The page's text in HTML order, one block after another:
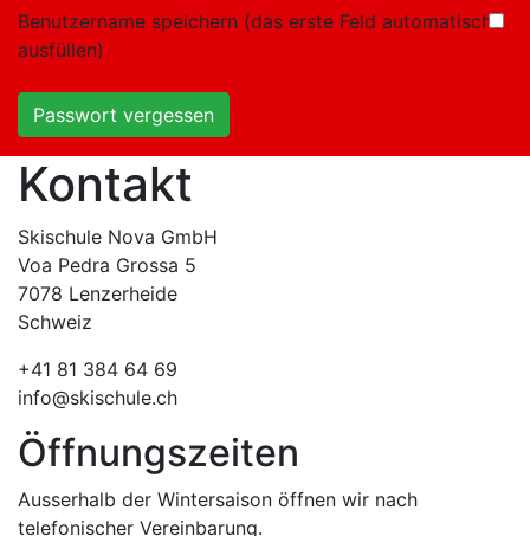
Benutzername speichern (das erste Feld automatisch
ausfüllen)
Passwort vergessen
Kontakt
Skischule Nova GmbH
Voa Pedra Grossa 5
7078 Lenzerheide
Schweiz
+41 81 384 64 69
info@skischule.ch
Öffnungszeiten
Ausserhalb der Wintersaison öffnen wir nach
telefonischer Vereinbarung.